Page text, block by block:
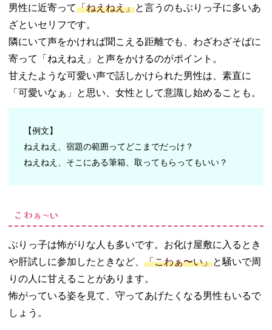
男性に近寄って「ねえねえ」と言うのもぶりっ子に多いあ
ざといセリフです。
隣にいて声をかければ聞こえる距離でも、わざわざそばに
寄って「ねえねえ」と声をかけるのがポイント。
甘えたような可愛い声で話しかけられた男性は、素直に
「可愛いなぁ」と思い、女性として意識し始めることも。
【例文】
ねえねえ、宿題の範囲ってどこまでだっけ？
ねえねえ、そこにある筆箱、取ってもらってもいい？
こわぁ〜い
ぶりっ子は怖がりな人も多いです。お化け屋敷に入るとき
や肝試しに参加したときなど、 「こわぁ〜い」と騒いで周
りの人に甘えることがあります。
怖がっている姿を見て、守ってあげたくなる男性もいるで
しょう。